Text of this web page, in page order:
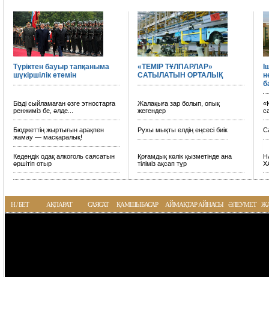
Түріктен бауыр тапқаныма
шүкіршілік етемін
«ТЕМІР ТҰЛПАРЛАР»
САТЫЛАТЫН ОРТАЛЫҚ
Бізді сыйламаған өзге этностарға
ренжиміз бе, әлде...
Жалақыға зар болып, опық
жегендер
Бюджеттің жыртығын арақпен
жамау — масқаралық!
Рухы мықты елдің еңсесі биік
Кедендік одақ алкоголь саясатын
өршітіп отыр
Қоғамдық көлік қызметінде ана
тіліміз ақсап тұр
Н / БЕТ АҚПАРАТ САЯСАТ ҚАМШЫБАСАР АЙМАҚТАР АЙНАСЫ ӘЛЕУМЕТ